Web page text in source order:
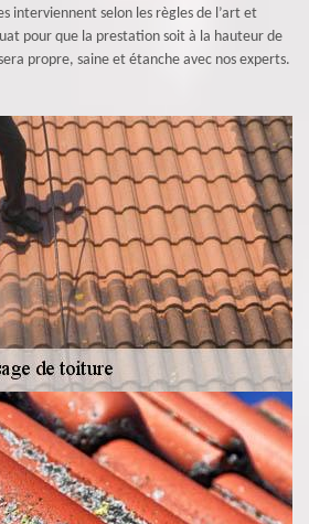
interviennent selon les règles de l’art et
pour que la prestation soit à la hauteur de
propre, saine et étanche avec nos experts.